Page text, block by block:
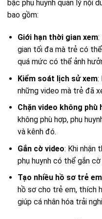
bậc phụ huynh quản lý nội
bao gồm:
Giới hạn thời gian xem:
gian tối đa mà trẻ có
quá mức có thể ảnh
Kiểm soát lịch sử xem:
những video mà trẻ đã
Chặn video không phù
không phù hợp, phụ
và kênh đó.
Gắn cờ video: Khi nhận
phụ huynh có thể gắn
Tạo nhiều hồ sơ trẻ em
hồ sơ cho trẻ em, thích
giúp cá nhân hóa trải